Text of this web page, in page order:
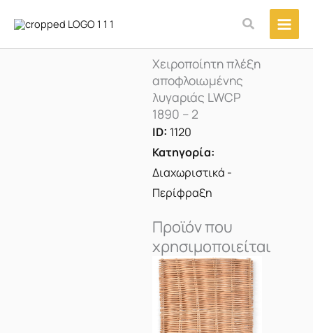
στο
περιεχόμενο
Αναζήτηση
Χειροποίητη πλέξη
αποφλοιωμένης
λυγαριάς LWCP
1890 – 2
ID: 1120
Κατηγορία:
Διαχωριστικά -
Περίφραξη
Προϊόν που
χρησιμοποιείται